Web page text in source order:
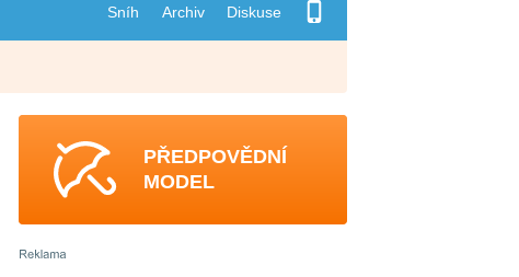
Sníh Archiv Diskuse
PŘEDPOVĚDNÍ
MODEL